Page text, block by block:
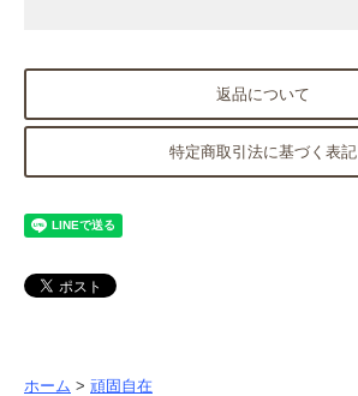
返品について
特定商取引法に基づく表記
ホーム > 頑固自在